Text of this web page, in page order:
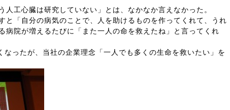
人工心臓は研究していない」とは、なかなか言えなかった。
と「自分の病気のことで、人を助けるものを作ってくれて、うれ
病院が増えるたびに「また一人の命を救えたね」と言ってくれ
ったが、当社の企業理念「一人でも多くの生命を救いたい」を